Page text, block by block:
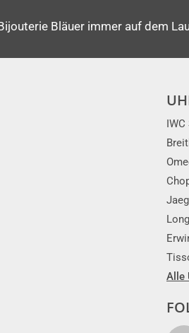
Bläuer immer auf dem
Alle